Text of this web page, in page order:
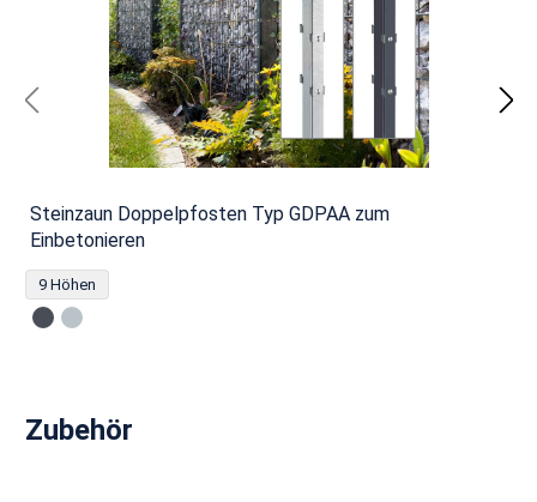
Steinzaun Doppelpfosten Typ GDPAA zum
Einbetonieren
9 Höhen
Produktgalerie überspringen
Zubehör